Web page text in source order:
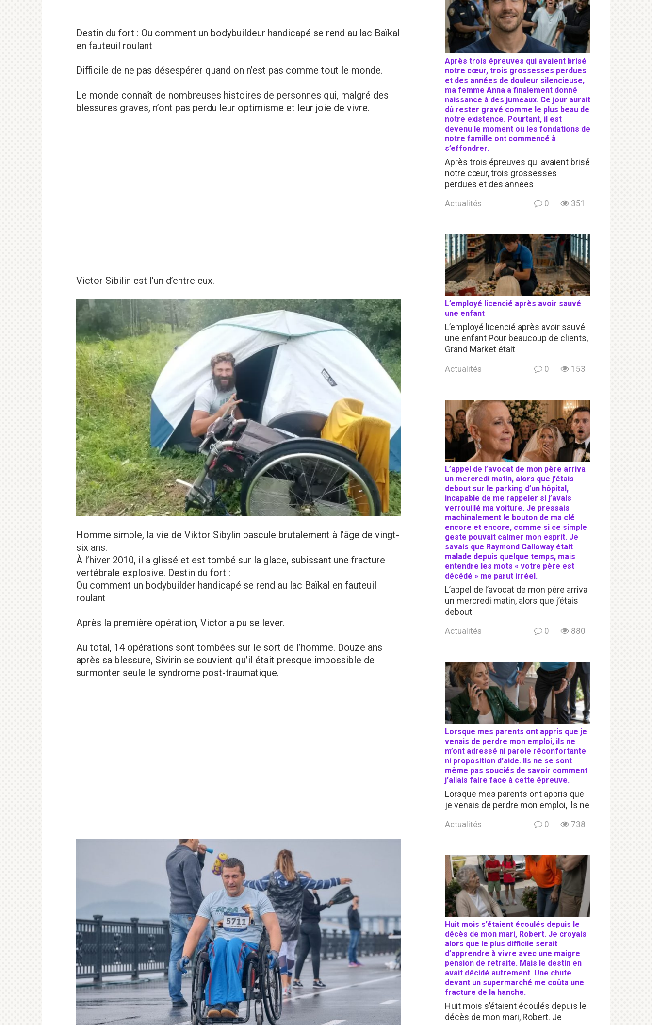
Destin du fort : Ou comment un bodybuildeur handicapé se rend au lac Baïkal
en fauteuil roulant
Difficile de ne pas désespérer quand on n’est pas comme tout le monde.
Le monde connaît de nombreuses histoires de personnes qui, malgré des
blessures graves, n’ont pas perdu leur optimisme et leur joie de vivre.
Victor Sibilin est l’un d’entre eux.
Homme simple, la vie de Viktor Sibylin bascule brutalement à l’âge de vingt-
six ans.
À l’hiver 2010, il a glissé et est tombé sur la glace, subissant une fracture
vertébrale explosive. Destin du fort :
Ou comment un bodybuilder handicapé se rend au lac Baïkal en fauteuil
roulant
Après la première opération, Victor a pu se lever.
Au total, 14 opérations sont tombées sur le sort de l’homme. Douze ans
après sa blessure, Sivirin se souvient qu’il était presque impossible de
surmonter seule le syndrome post-traumatique.
Après trois épreuves qui avaient brisé
notre cœur, trois grossesses perdues
et des années de douleur silencieuse,
ma femme Anna a finalement donné
naissance à des jumeaux. Ce jour aurait
dû rester gravé comme le plus beau de
notre existence. Pourtant, il est
devenu le moment où les fondations de
notre famille ont commencé à
s’effondrer.
Après trois épreuves qui avaient brisé
notre cœur, trois grossesses
perdues et des années
Actualités 0 351
L’employé licencié après avoir sauvé
une enfant
L’employé licencié après avoir sauvé
une enfant Pour beaucoup de clients,
Grand Market était
Actualités 0 153
L’appel de l’avocat de mon père arriva
un mercredi matin, alors que j’étais
debout sur le parking d’un hôpital,
incapable de me rappeler si j’avais
verrouillé ma voiture. Je pressais
machinalement le bouton de ma clé
encore et encore, comme si ce simple
geste pouvait calmer mon esprit. Je
savais que Raymond Calloway était
malade depuis quelque temps, mais
entendre les mots « votre père est
décédé » me parut irréel.
L’appel de l’avocat de mon père arriva
un mercredi matin, alors que j’étais
debout
Actualités 0 880
Lorsque mes parents ont appris que je
venais de perdre mon emploi, ils ne
m’ont adressé ni parole réconfortante
ni proposition d’aide. Ils ne se sont
même pas souciés de savoir comment
j’allais faire face à cette épreuve.
Lorsque mes parents ont appris que
je venais de perdre mon emploi, ils ne
Actualités 0 738
Huit mois s’étaient écoulés depuis le
décès de mon mari, Robert. Je croyais
alors que le plus difficile serait
d’apprendre à vivre avec une maigre
pension de retraite. Mais le destin en
avait décidé autrement. Une chute
devant un supermarché me coûta une
fracture de la hanche.
Huit mois s’étaient écoulés depuis le
décès de mon mari, Robert. Je